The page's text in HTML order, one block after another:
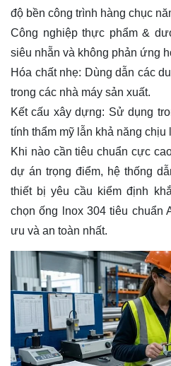
độ bền công trình hàng chục
Công nghiệp thực phẩm &
siêu nhẵn và không phản ứng
Hóa chất nhẹ: Dùng dẫn các
trong các nhà máy sản xuất.
Kết cấu xây dựng: Sử dụng
tính thẩm mỹ lẫn khả năng chịu
Khi nào cần tiêu chuẩn cực
dự án trọng điểm, hệ thống
thiết bị yêu cầu kiểm định
chọnống lnox 304 tiêu chuẩn
ưu và an toàn nhất.